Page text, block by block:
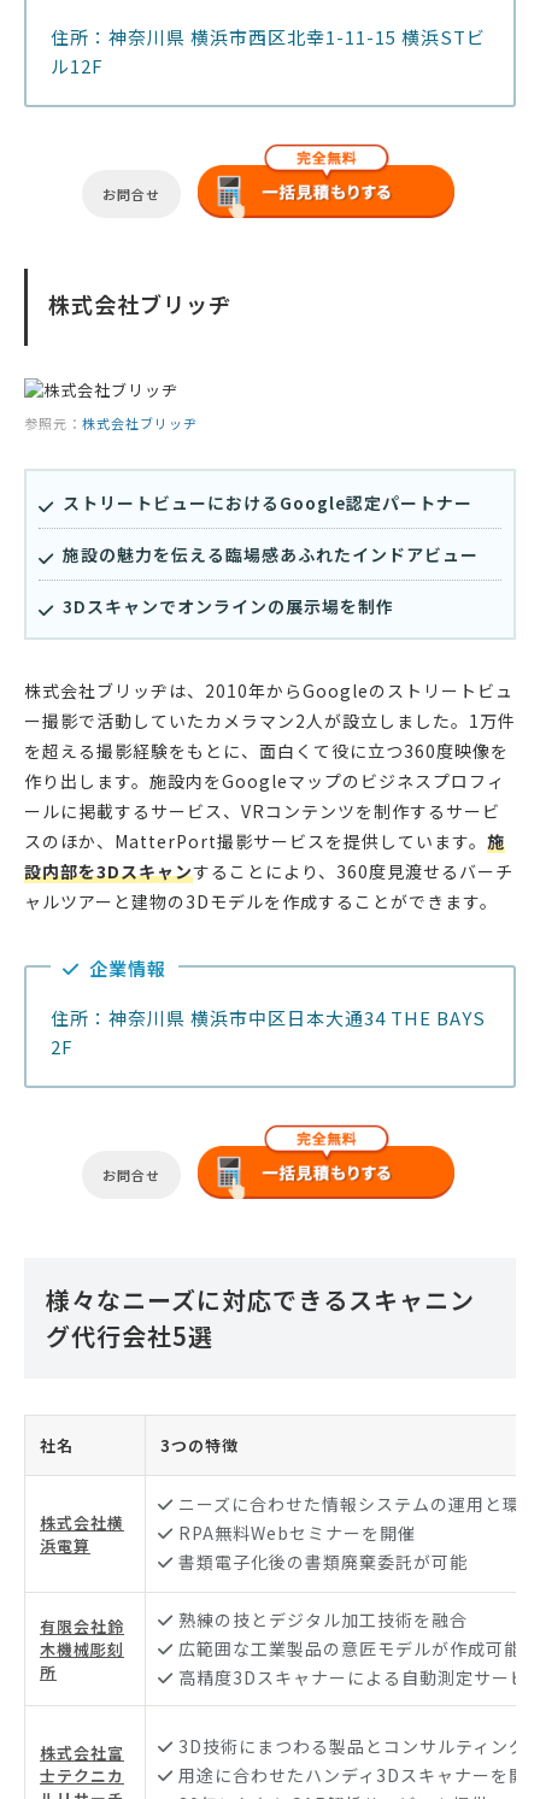
住所：神奈川県 横浜市西区北幸1-11-15 横浜STビ
ル12F
お問合せ
株式会社ブリッヂ
参照元： 株式会社ブリッヂ
ストリートビューにおけるGoogle認定パートナー
施設の魅力を伝える臨場感あふれたインドアビュー
3Dスキャンでオンラインの展示場を制作
株式会社ブリッヂは、2010年からGoogleのストリートビュ
ー撮影で活動していたカメラマン2人が設立しました。1万件
を超える撮影経験をもとに、面白くて役に立つ360度映像を
作り出します。施設内をGoogleマップのビジネスプロフィ
ールに掲載するサービス、VRコンテンツを制作するサービ
スのほか、MatterPort撮影サービスを提供しています。 施
設内部を3Dスキャンすることにより、360度見渡せるバーチ
ャルツアーと建物の3Dモデルを作成することができます。
企業情報
住所：神奈川県 横浜市中区日本大通34 THE BAYS
2F
お問合せ
様々なニーズに対応できるスキャニン
グ代行会社5選
社名 3つの特徴
株式会社横
浜電算
ニーズに合わせた情報システムの運用と環
RPA無料Webセミナーを開催
書類電子化後の書類廃棄委託が可能
有限会社鈴
木機械彫刻
所
熟練の技とデジタル加工技術を融合
広範囲な工業製品の意匠モデルが作成可能
高精度3Dスキャナーによる自動測定サービ
株式会社富
士テクニカ
3D技術にまつわる製品とコンサルティング
用途に合わせたハンディ3Dスキャナーを開